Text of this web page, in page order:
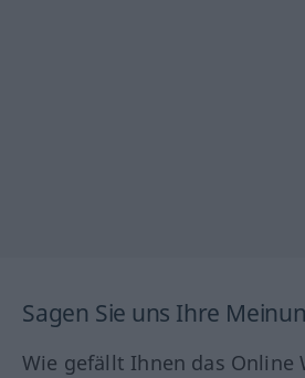
Sagen Sie uns Ihre
Wie gefällt Ihnen das Online